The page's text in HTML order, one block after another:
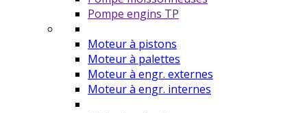
Pompe engins TP
Moteur à pistons
Moteur à palettes
Moteur à engr. externes
Moteur à engr. internes